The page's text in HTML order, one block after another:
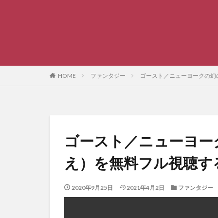
HOME ファンタジー ゴースト／ニューヨークの
ゴースト／ニューヨ
え）を無料フル視聴す
2020年9月25日 2021年4月2日 ファンタジー